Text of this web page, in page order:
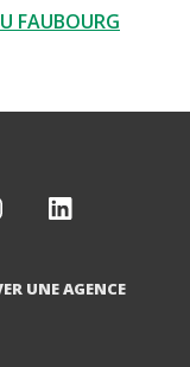
FAUBOURG
UNE AGENCE